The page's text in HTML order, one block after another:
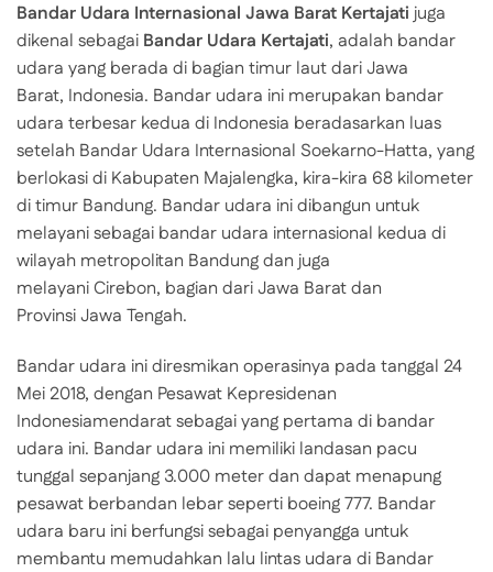
Bandar Udara Internasional Jawa Barat Kertajati juga
dikenal sebagai Bandar Udara Kertajati, adalah bandar
udara yang berada di bagian timur laut dari Jawa
Barat, Indonesia. Bandar udara ini merupakan bandar
udara terbesar kedua di Indonesia beradasarkan luas
setelah Bandar Udara Internasional Soekarno-Hatta, yang
berlokasi di Kabupaten Majalengka, kira-kira 68 kilometer
di timur Bandung. Bandar udara ini dibangun untuk
melayani sebagai bandar udara internasional kedua di
wilayah metropolitan Bandung dan juga
melayani Cirebon, bagian dari Jawa Barat dan
Provinsi Jawa Tengah.
Bandar udara ini diresmikan operasinya pada tanggal 24
Mei 2018, dengan Pesawat Kepresidenan
Indonesiamendarat sebagai yang pertama di bandar
udara ini. Bandar udara ini memiliki landasan pacu
tunggal sepanjang 3.000 meter dan dapat menapung
pesawat berbandan lebar seperti boeing 777. Bandar
udara baru ini berfungsi sebagai penyangga untuk
membantu memudahkan lalu lintas udara di Bandar